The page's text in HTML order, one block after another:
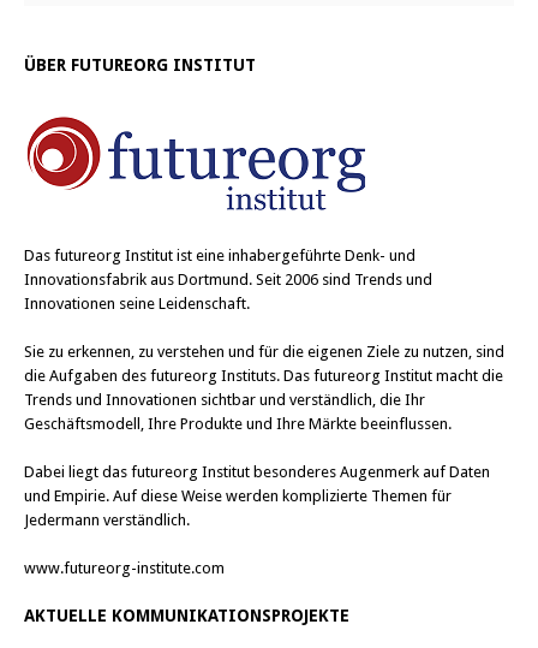
ÜBER FUTUREORG INSTITUT
Das futureorg Institut ist eine inhabergeführte Denk- und
Innovationsfabrik aus Dortmund. Seit 2006 sind Trends und
Innovationen seine Leidenschaft.
Sie zu erkennen, zu verstehen und für die eigenen Ziele zu nutzen, sind
die Aufgaben des futureorg Instituts. Das futureorg Institut macht die
Trends und Innovationen sichtbar und verständlich, die Ihr
Geschäftsmodell, Ihre Produkte und Ihre Märkte beeinflussen.
Dabei liegt das futureorg Institut besonderes Augenmerk auf Daten
und Empirie. Auf diese Weise werden komplizierte Themen für
Jedermann verständlich.
www.futureorg-institute.com
AKTUELLE KOMMUNIKATIONSPROJEKTE